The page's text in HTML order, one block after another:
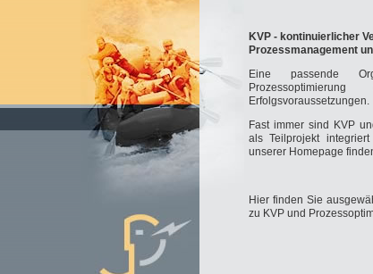
KVP - kontinuierlicher
Prozessmanagement
Eine passende
Erfolgsvoraussetzungen.
Fast immer sind KVP
als Teilprojekt
unserer Homepage
Hier finden Sie
zu KVP und